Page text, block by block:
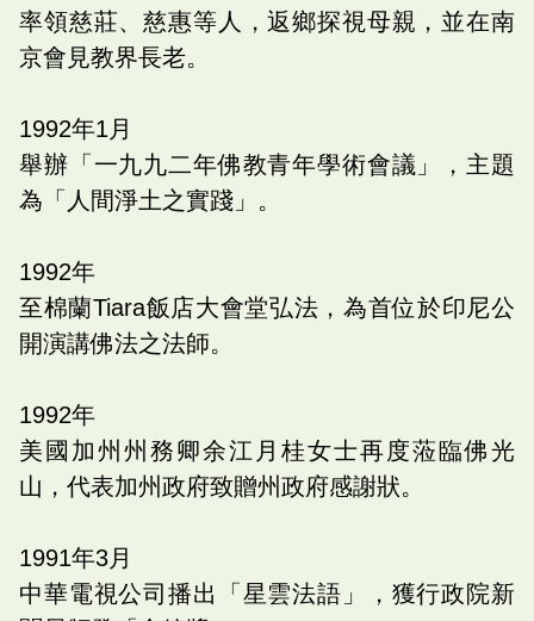
率領慈莊、慈惠等人，返鄉探視母親，並在南
京會見教界長老。
1992年1 月
舉辦「一九九二年佛教青年學術會議」，主題
為「人間淨土之實踐」。
1992年
至棉蘭Tiara飯店大會堂弘法，為首位於印尼公
開演講佛法之法師。
1992年
美國加州州務卿余江月桂女士再度蒞臨佛光
山，代表加州政府致贈州政府感謝狀。
1991年3月
中華電視公司播出「星雲法語」，獲行政院新